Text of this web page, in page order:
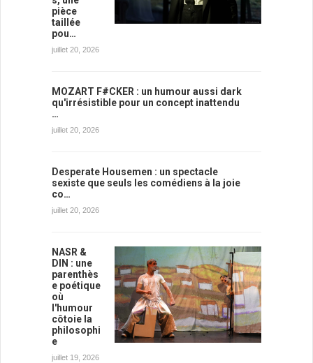
pièce
taillée
pou…
juillet 20, 2026
MOZART F#CKER : un humour aussi dark
qu'irrésistible pour un concept inattendu
…
juillet 20, 2026
Desperate Housemen : un spectacle
sexiste que seuls les comédiens à la joie
co…
juillet 20, 2026
NASR &
DIN : une
parenthès
e poétique
où
l'humour
côtoie la
philosophi
e
juillet 19, 2026